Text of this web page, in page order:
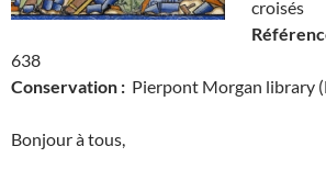
croisés
638
Conservation : Pierpont Morgan library
Bonjour à tous,